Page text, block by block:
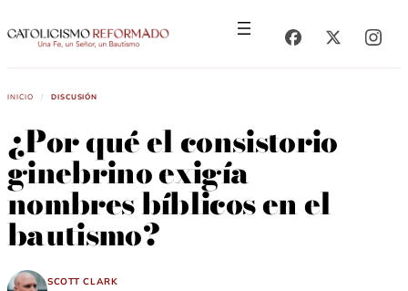
al
al
Inicio / Discusión
¿Por qué el consistorio
ginebrino exigía
nombres bíblicos en el
bautismo?
Scott Clark